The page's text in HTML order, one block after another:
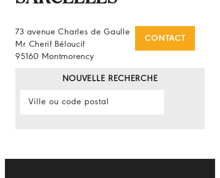
73 avenue Charles de Gaulle
Mr Cherif Béloucif
95160 Montmorency
CONTACT
NOUVELLE RECHERCHE